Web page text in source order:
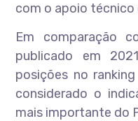
com o apoio técnico
Em comparação
publicado em
posições no
considerado o
mais importante do